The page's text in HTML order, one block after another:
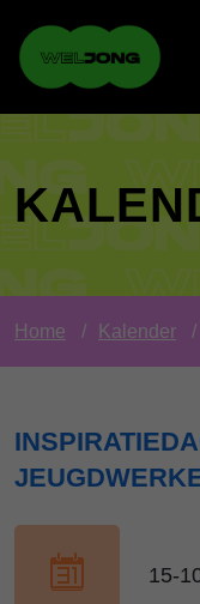
Home Kalender
15-